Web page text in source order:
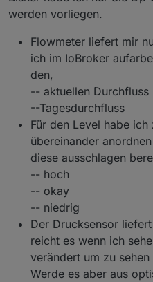
dir es
Vielleicht
und den
ich von dir ein
Was liefern
oder etwas
Level:
geplant
Sensoren wären
sehen, wie die
Flow:
Ein echter Flow-
hier hängt alles
IDs und
werden vorliegen.
Flowmeter liefert mir
ich im IoBroker
den,
-- aktuellen Durchfluss
--Tagesdurchfluss
Für den Level habe
übereinander
diese ausschlagen
-- hoch
-- okay
-- niedrig
Der Drucksensor
reicht es wenn ich
verändert um zu
Werde es aber aus